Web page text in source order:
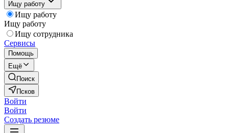
Ищу работу
Ищу работу
Ищу работу
Ищу сотрудника
Сервисы
Помощь
Ещё
Поиск
Псков
Войти
Войти
Создать резюме